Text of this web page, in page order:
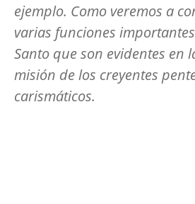
ejemplo. Como veremos a
varias funciones
Santo que son evidentes en
misión de los creyentes
carismáticos.